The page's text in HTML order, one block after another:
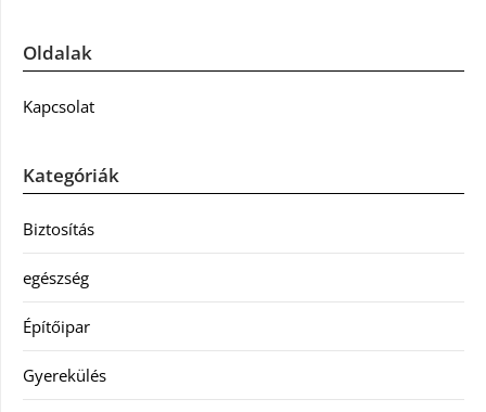
Oldalak
Kapcsolat
Kategóriák
Biztosítás
egészség
Építőipar
Gyerekülés